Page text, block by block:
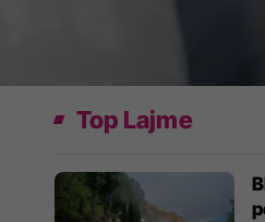
Top Lajme